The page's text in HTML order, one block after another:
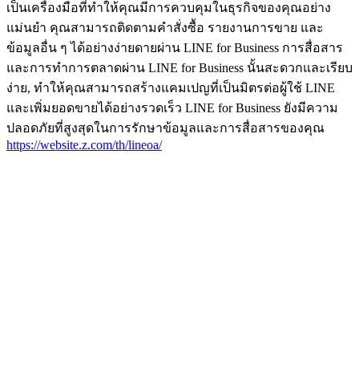
เป็นเครื่องมือที่ทำให้คุณมีการควบคุมในธุรกิจของคุณอย่าง
แม่นยำ คุณสามารถติดตามคำสั่งซื้อ รายงานการขาย และ
ข้อมูลอื่น ๆ ได้อย่างง่ายดายผ่าน LINE for Business การสื่อสาร
และการทำการตลาดผ่าน LINE for Business นั้นสะดวกและเรียบ
ง่าย, ทำให้คุณสามารถสร้างแคมเปญที่เป็นมิตรต่อผู้ใช้ LINE
และเพิ่มยอดขายได้อย่างรวดเร็ว LINE for Business ยังมีความ
ปลอดภัยที่สูงสุดในการรักษาข้อมูลและการสื่อสารของคุณ
https://website.z.com/th/lineoa/